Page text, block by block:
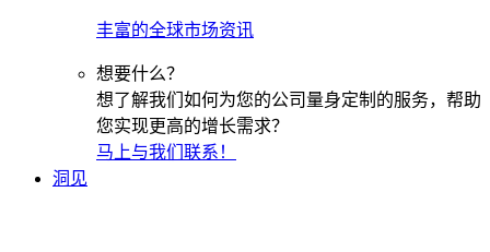
丰富的全球市场资讯
想要什么？
想了解我们如何为您的公司量身定制的服务，帮助
您实现更高的增长需求？
马上与我们联系！
洞见